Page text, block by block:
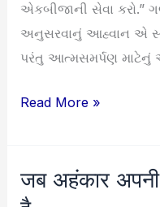
એકબીજાની સેવા કરો.”
અનુસરવાનું આહ્વાન એ
પરંતુ આત્મસમર્પણ માટેનું
Read More »
जब अहंकार
जब
अहंकार